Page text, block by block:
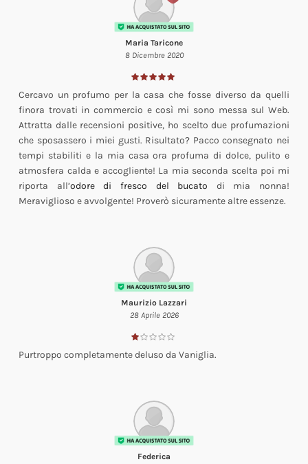
Maria Taricone
8 Dicembre 2020
Cercavo un profumo per la casa che fosse diverso da quelli
finora trovati in commercio e così mi sono messa sul Web.
Attratta dalle recensioni positive, ho scelto due profumazioni
che sposassero i miei gusti. Risultato? Pacco consegnato nei
tempi stabiliti e la mia casa ora profuma di dolce, pulito e
atmosfera calda e accogliente! La mia seconda scelta poi mi
riporta all’odore di fresco del bucato di mia nonna!
Meraviglioso e avvolgente! Proverò sicuramente altre essenze.
Maurizio Lazzari
28 Aprile 2026
Purtroppo completamente deluso da Vaniglia.
Federica